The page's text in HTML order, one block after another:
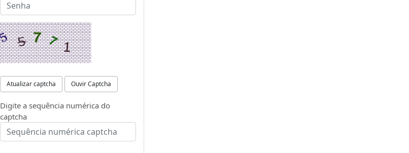
Atualizar captcha Ouvir Captcha
Digite a sequência numérica do
captcha